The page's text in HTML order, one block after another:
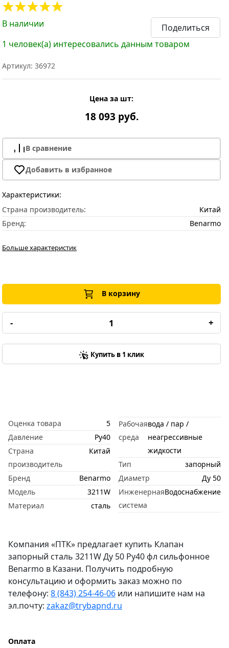
В наличии
Поделиться
1 человек(а) интересовались данным товаром
Артикул: 36972
Цена за шт:
18 093 руб.
В сравнение
Добавить в избранное
Характеристики:
Страна производитель:
Китай
Бренд:
Benarmo
Больше характеристик
В корзину
- +
Купить в 1 клик
Оценка товара
5
Давление
Ру40
Страна
производитель
Китай
Бренд
Benarmo
Модель
3211W
Материал
сталь
Рабочая
среда
вода / пар /
неагрессивные
жидкости
Тип
запорный
Диаметр
Ду 50
Инженерная
система
Водоснабжение
Компания «ПТК» предлагает купить Клапан
запорный сталь 3211W Ду 50 Ру40 фл сильфонное
Benarmo в Казани. Получить подробную
консультацию и оформить заказ можно по
телефону: 8 (843) 254-46-06 или напишите нам на
эл.почту: zakaz@trybapnd.ru
Оплата